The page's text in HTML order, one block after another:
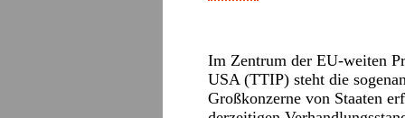
Im Zentrum der EU-weiten
USA (TTIP) steht die
Großkonzerne von Staaten